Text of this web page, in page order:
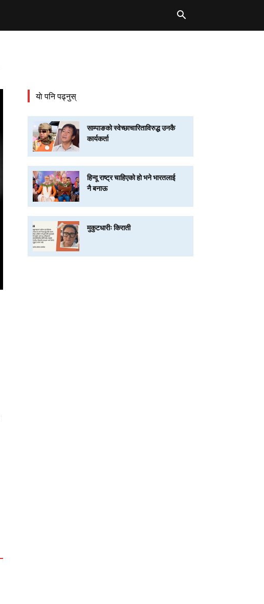
याे पनि पढ्नुस्
साम्पाङको स्वेच्छाचारिताविरुद्ध उनकै
कार्यकर्ता
हिन्दू राष्ट्र चाहिएको हो भने भारतलाई
नै बनाऊ
मुकुटधारीः किराती